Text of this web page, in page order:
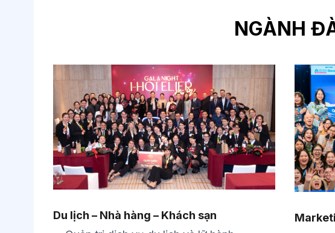
NGÀNH
Du lịch – Nhà hàng – Khách sạn